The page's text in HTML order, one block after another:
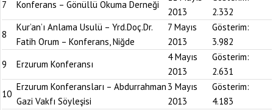
7
Konferans – Gönüllü Okuma Derneği
2013
2.332
8
Kur’an’ı Anlama Usulü – Yrd.Doç.Dr.
Fatih Orum – Konferans, Niğde
7 Mayıs
2013
Gösterim:
3.982
9
Erzurum Konferansı
4 Mayıs
2013
Gösterim:
2.631
10
Erzurum Konferansları – Abdurrahman
Gazi Vakfı Söyleşisi
3 Mayıs
2013
Gösterim:
4.183